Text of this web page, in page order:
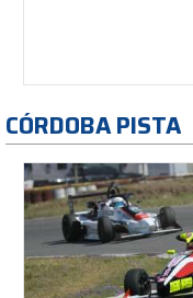
CÓRDOBA PISTA